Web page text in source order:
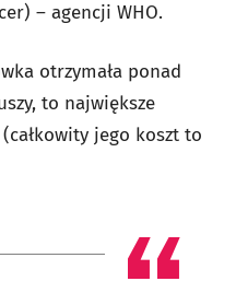
– agencji WHO.
otrzymała ponad
to największe
jego koszt to